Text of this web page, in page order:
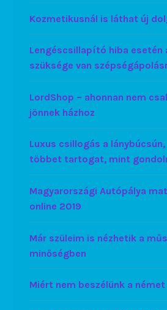
Kozmetikusnál is láthat új
Lengéscsillapító hiba esetén
szüksége van
LordShop – ahonnan nem
jönnek házhoz
Luxus csillogás a
többet tartogat, mint
Magyarországi Autópálya
online 2019
Már szüleim is nézhetik a
minőségben
Miért nem beszélünk a